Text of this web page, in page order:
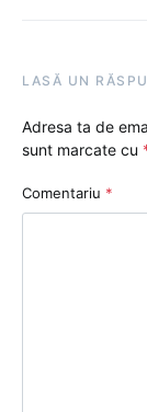
LASĂ UN
Adresa ta de
sunt marcate cu
Comentariu *